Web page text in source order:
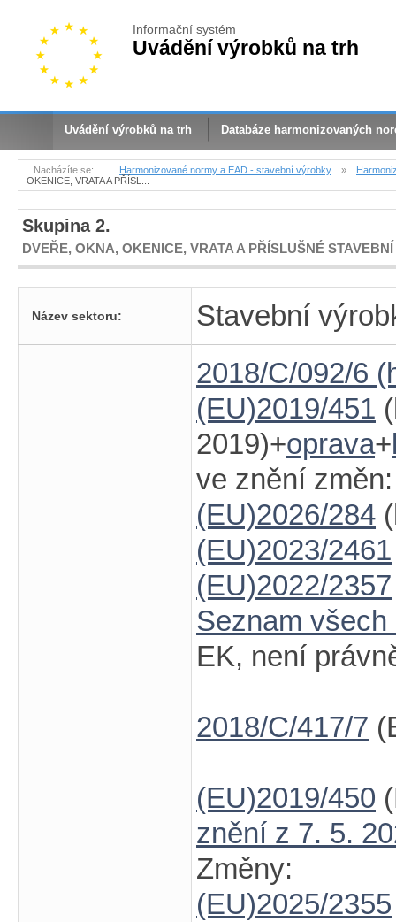
Informační systém
Uvádění výrobků na trh
Uvádění výrobků na trh Databáze harmonizovaných
Nacházíte se: Harmonizované normy a EAD - stavební výrobky »
OKENICE, VRATA A PŘÍSL...
Skupina 2.
DVEŘE, OKNA, OKENICE, VRATA A PŘÍSLUŠNÉ
Název sektoru: Stavební
2018/C/092/6
(EU)2019/451
2019)+oprava+
ve znění změn:
(EU)2026/284
(EU)2023/2461
(EU)2022/2357
Seznam
EK, není
2018/C/417/7
(EU)2019/450
znění z 7. 5.
Změny:
(EU)2025/2355